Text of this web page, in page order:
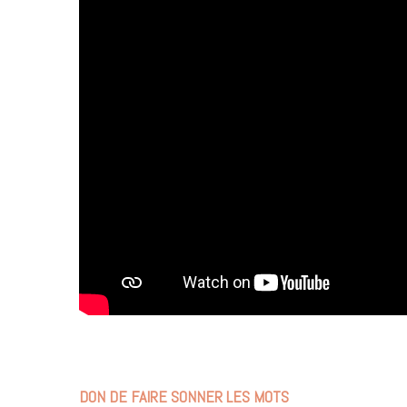
DON DE FAIRE SONNER LES MOTS